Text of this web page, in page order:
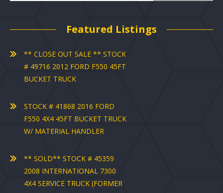
Featured Listings
** CLOSE OUT SALE ** STOCK
# 49716 2012 FORD F550 45FT
BUCKET TRUCK
STOCK # 41868 2016 FORD
F550 4X4 45FT BUCKET TRUCK
W/ MATERIAL HANDLER
** SOLD** STOCK # 45359
2008 INTERNATIONAL 7300
4X4 SERVICE TRUCK (FORMER